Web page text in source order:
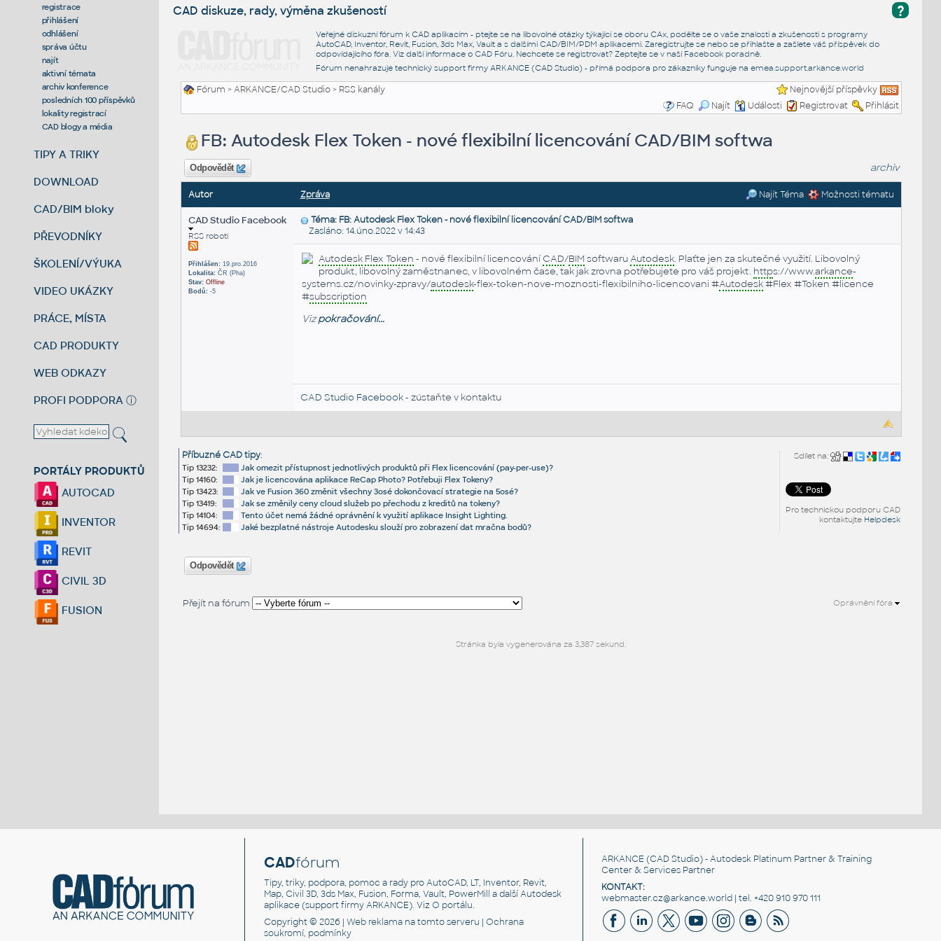
registrace
přihlášení
odhlášení
správa účtu
najít
aktivní témata
archiv konference
posledních 100 příspěvků
lokality registrací
CAD blogy a média
TIPY A TRIKY
DOWNLOAD
CAD/BIM bloky
PŘEVODNÍKY
ŠKOLENÍ/VÝUKA
VIDEO UKÁZKY
PRÁCE, MÍSTA
CAD PRODUKTY
WEB ODKAZY
PROFI PODPORA ⓘ
PORTÁLY PRODUKTŮ
AUTOCAD
INVENTOR
REVIT
CIVIL 3D
FUSION
?
CAD diskuze, rady, výměna zkušeností
Veřejné diskuzní fórum k CAD aplikacím - ptejte se na libovolné otázky týkající se oboru CAx, podělte se o vaše znalosti a zkušenosti s programy
AutoCAD, Inventor, Revit, Fusion, 3ds Max, Vault a s dalšími CAD/BIM/PDM aplikacemi. Zaregistrujte se nebo se přihlašte a zašlete váš příspěvek do
odpovídajícího fóra. Viz další informace o CAD Fóru. Nechcete se registrovat? Zeptejte se v naší Facebook poradně.
Fórum nenahrazuje technický support firmy ARKANCE (CAD Studio) - přímá podpora pro zákazníky funguje na emea.support.arkance.world
Fórum >ARKANCE/CAD Studio> RSS kanály
Nejnovější příspěvky
FAQ
Najít Události Registrovat Přihlásit
FB: Autodesk Flex Token - nové flexibilní licencování CAD/BIM softwa
Odpovědět archiv
Autor Zpráva Najít Téma Možnosti tématu
CAD Studio Facebook
RSS roboti
Přihlášen:19.pro.2016
Lokalita:ČR (Pha)
Stav: Offline
Bodů:-5
Téma: FB: Autodesk Flex Token - nové flexibilní licencování CAD/BIM softwa
Zasláno: 14.úno.2022 v 14:43
Autodesk Flex Token - nové flexibilní licencováníCAD/BIMsoftwaruAutodesk. Plaťte jen za skutečné využití. Libovolný
produkt, libovolný zaměstnanec, v libovolném čase, tak jak zrovna potřebujete pro váš projekt. https://www.arkance-
systems.cz/novinky-zpravy/autodesk-flex-token-nove-moznosti-flexibilniho-licencovani #Autodesk#Flex #Token #licence
#subscription
Vizpokračování...
CAD Studio Facebook- zústaňte v kontaktu
Sdílet na:
Pro technickou podporu CAD
kontaktujte Helpdesk
Příbuzné CAD tipy:
Tip 13232:
Jak omezit přístupnost jednotlivých produktů při Flex licencování (pay-per-use)?
Tip 14160:
Jak je licencována aplikace ReCap Photo? Potřebuji Flex Tokeny?
Tip 13423:
Jak ve Fusion 360 změnit všechny 3osé dokončovací strategie na 5osé?
Tip 13419:
Jak se změnily ceny cloud služeb po přechodu z kreditů na tokeny?
Tip 14104:
Tento účet nemá žádné oprávnění k využití aplikace Insight Lighting.
Tip 14694:
Jaké bezplatné nástroje Autodesku slouží pro zobrazení dat mračna bodů?
Odpovědět
Přejít na fórum Oprávnění fóra
Stránka byla vygenerována za 3,387 sekund.
CADfórum
Tipy, triky, podpora, pomoc a rady pro AutoCAD, LT, Inventor, Revit,
Map, Civil 3D, 3ds Max, Fusion, Forma, Vault, PowerMill a další Autodesk
aplikace (support firmy ARKANCE). VizO portálu.
Copyright © 2026 |Web reklama na tomto serveru |Ochrana
soukromí, podmínky
ARKANCE (CAD Studio) - Autodesk Platinum Partner & Training
Center & Services Partner
KONTAKT:
webmaster.cz@arkance.world | tel. +420 910 970 111